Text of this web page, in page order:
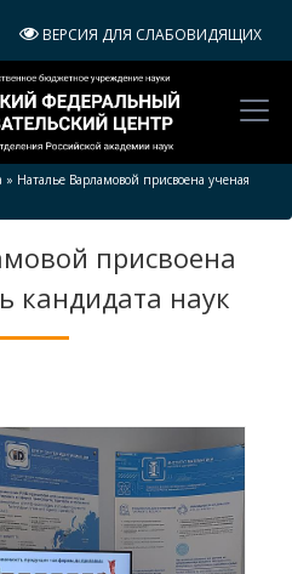
ВЕРСИЯ ДЛЯ СЛАБОВИДЯЩИХ
» Наталье Варламовой присвоена ученая
присвоена
кандидата наук